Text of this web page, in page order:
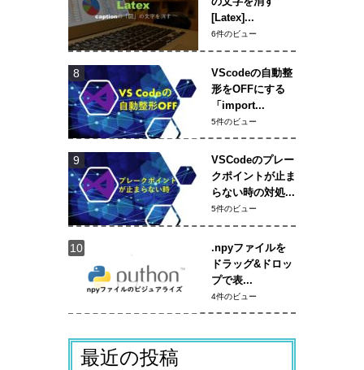
[Latex]...
6件のビュー
VScodeの自動整
形をOFFにする
「import...
5件のビュー
VSCodeのプレー
クポイントが止ま
らない時の対処...
5件のビュー
.npyファイルを
ドラッグ&ドロッ
プで表...
4件のビュー
最近の投稿